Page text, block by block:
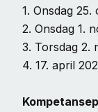
1. Onsdag
2. Onsdag 1.
3. Torsdag 2.
4. 17. april